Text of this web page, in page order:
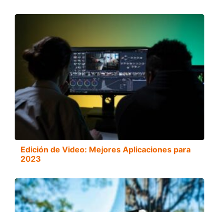
Edición de Video: Mejores Aplicaciones para
2023